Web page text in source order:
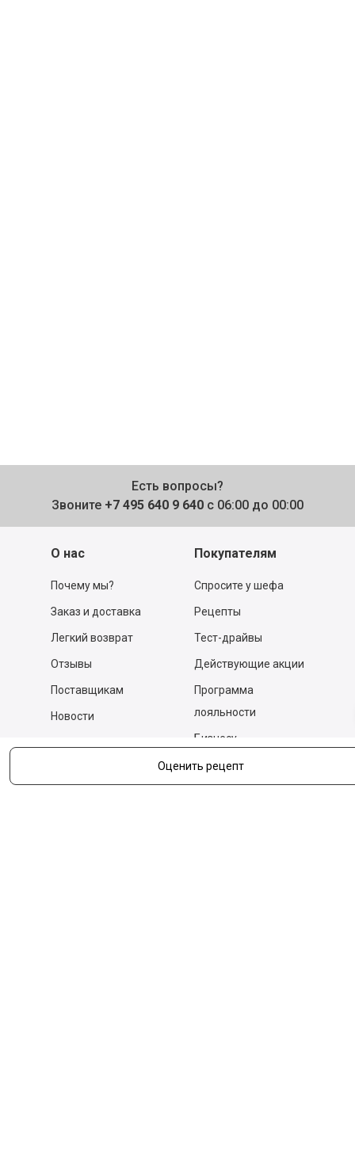
Оценить рецепт
Есть вопросы?
Звоните +7 495 640 9 640 с 06:00 до 00:00
О нас
Почему мы?
Заказ и доставка
Легкий возврат
Отзывы
Поставщикам
Новости
Покупателям
Спросите у шефа
Рецепты
Тест-драйвы
Действующие акции
Программа
лояльности
Бизнесу
Вакансии